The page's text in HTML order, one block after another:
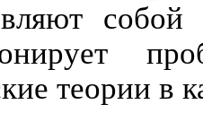
теории в